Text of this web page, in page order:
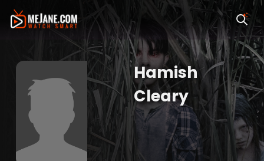
Hamish
Cleary